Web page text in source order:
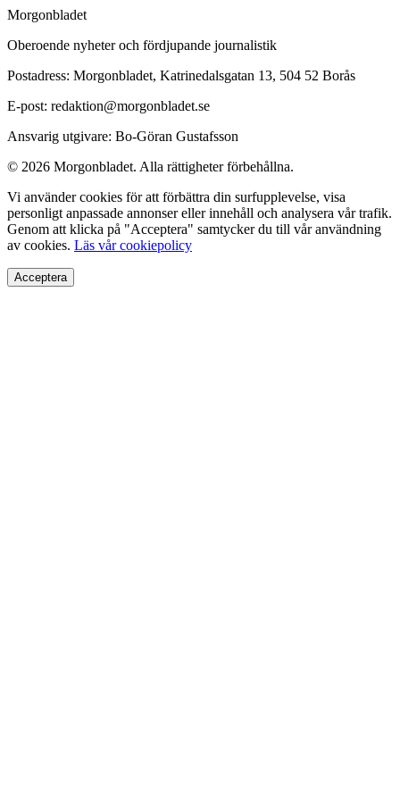
Morgonbladet
Oberoende nyheter och fördjupande journalistik
Postadress: Morgonbladet, Katrinedalsgatan 13, 504 52 Borås
E-post: redaktion@morgonbladet.se
Ansvarig utgivare: Bo-Göran Gustafsson
© 2026 Morgonbladet. Alla rättigheter förbehållna.
Vi använder cookies för att förbättra din surfupplevelse, visa
personligt anpassade annonser eller innehåll och analysera vår trafik.
Genom att klicka på "Acceptera" samtycker du till vår användning
av cookies. Läs vår cookiepolicy
Acceptera